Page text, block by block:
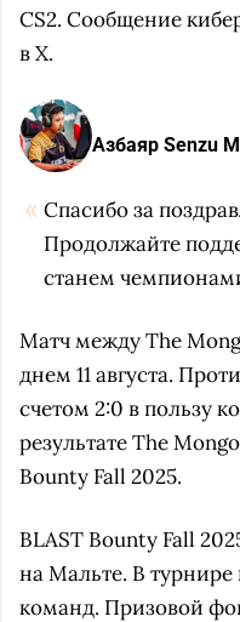
CS2. Сообщение
в X.
Азбаяр Senzu
Спасибо за
Продолжайте
станем
Матч между The
днем 11 августа.
счетом 2:0 в пользу
результате The
Bounty Fall 2025.
BLAST Bounty Fall
на Мальте. В турнире
команд. Призовой